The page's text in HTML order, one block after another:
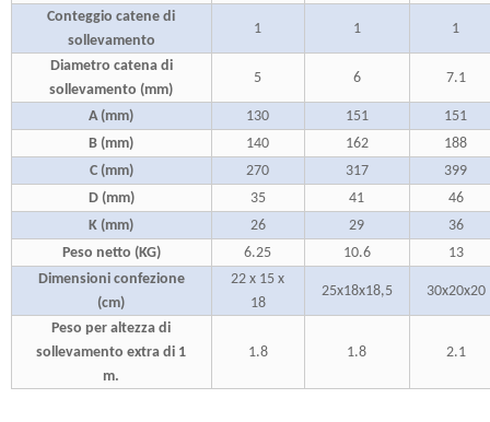
Conteggio catene di
sollevamento
1 1 1
Diametro catena di
sollevamento (mm)
5 6 7.1
A (mm) 130 151
151
B (mm)
140 162
188
C (mm)
270 317
399
D (mm)
35 41
46
K (mm)
26 29
36
Peso netto (KG)
6.25 10.6
13
Dimensioni confezione
(cm)
22 x 15 x
18
25x18x18,5 30x20x20
Peso per altezza di
sollevamento extra di 1
m.
1.8 1.8 2.1